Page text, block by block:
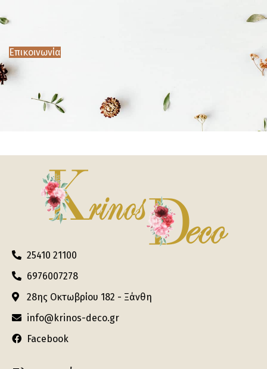
Επικοινωνία
25410 21100
6976007278
28ης Οκτωβρίου 182 - Ξάνθη
info@krinos-deco.gr
Facebook